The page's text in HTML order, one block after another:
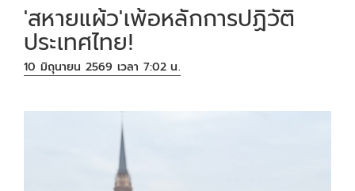
'สหายแผ้ว'เพ้อหลักการปฏิวัติ
ประเทศไทย!
10 มิถุนายน 2569 เวลา 7:02 น.